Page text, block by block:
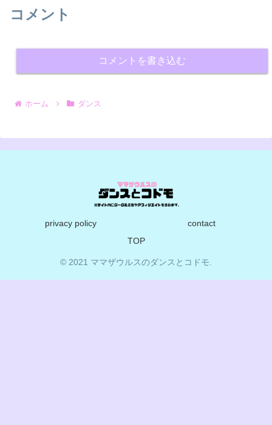
コメント
コメントを書き込む
ホーム ダンス
privacy policy
contact
TOP
© 2021 ママザウルスのダンスとコドモ.